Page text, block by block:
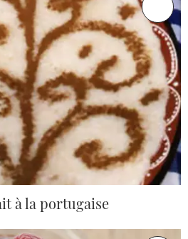
à la portugaise